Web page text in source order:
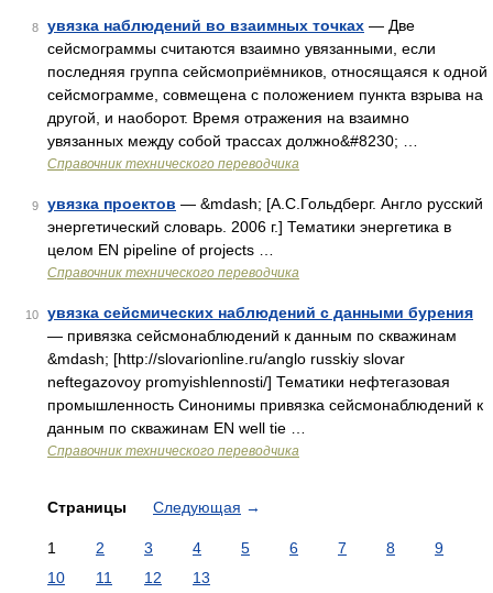
8 увязка наблюдений во взаимных точках — Две
сейсмограммы считаются взаимно увязанными, если
последняя группа сейсмоприёмников, относящаяся к одной
сейсмограмме, совмещена с положением пункта взрыва на
другой, и наоборот. Время отражения на взаимно
увязанных между собой трассах должно&#8230; …
Справочник технического переводчика
9 увязка проектов — &mdash; [А.С.Гольдберг. Англо русский
энергетический словарь. 2006 г.] Тематики энергетика в
целом EN pipeline of projects …
Справочник технического переводчика
10
увязка сейсмических наблюдений с данными бурения
— привязка сейсмонаблюдений к данным по скважинам
&mdash; [http://slovarionline.ru/anglo russkiy slovar
neftegazovoy promyishlennosti/] Тематики нефтегазовая
промышленность Синонимы привязка сейсмонаблюдений к
данным по скважинам EN well tie …
Справочник технического переводчика
Страницы Следующая →
1 2 3 4 5 6 7 8
9
10
11 12 13